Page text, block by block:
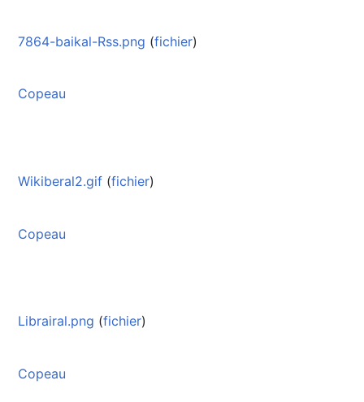
7864-baikal-Rss.png (fichier)
Copeau
Wikiberal2.gif (fichier)
Copeau
Librairal.png (fichier)
Copeau